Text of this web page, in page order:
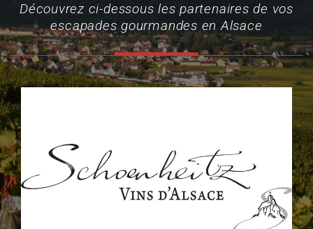
Découvrez ci-dessous les partenaires de vos
escapades gourmandes en Alsace